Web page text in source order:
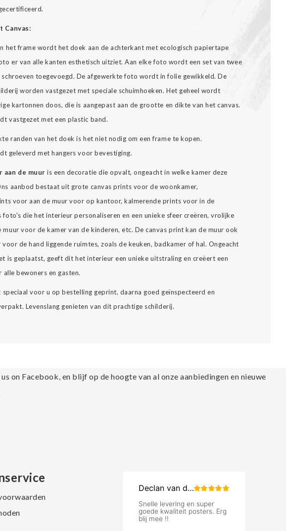
Canvas:
het frame wordt het doek aan de achterkant met ecologisch papiertape
er van alle kanten esthetisch uitziet. Aan elke foto wordt een set van twee
schroeven toegevoegd. De afgewerkte foto wordt in folie gewikkeld. De
worden vastgezet met speciale schuimhoeken. Het geheel wordt
kartonnen doos, die is aangepast aan de grootte en dikte van het canvas.
vastgezet met een plastic band.
randen van het doek is het niet nodig om een frame te kopen.
geleverd met hangers voor bevestiging.
aan de muur is een decoratie die opvalt, ongeacht in welke kamer deze
aanbod bestaat uit grote canvas prints voor de woonkamer,
voor aan de muur voor op kantoor, kalmerende prints voor in de
foto's die het interieur personaliseren en een unieke sfeer creëren, vrolijke
muur voor de kamer van de kinderen, etc. De canvas print kan de muur ook
de hand liggende ruimtes, zoals de keuken, badkamer of hal. Ongeacht
is geplaatst, geeft dit het interieur een unieke uitstraling en creëert een
alle bewoners en gasten.
voor u op bestelling geprint, daarna goed geïnspecteerd en
Levenslang genieten van dit prachtige schilderij.
us on Facebook, en blijf op de hoogte van al onze aanbiedingen en nieuwe